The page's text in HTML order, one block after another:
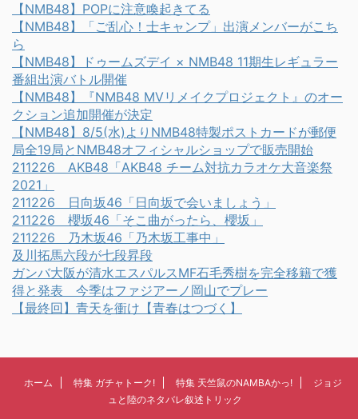
【NMB48】POPに注意喚起きてる
【NMB48】「ご乱心！士キャンプ」出演メンバーがこち
ら
【NMB48】ドゥームズデイ × NMB48 11期生レギュラー
番組出演バトル開催
【NMB48】『NMB48 MVリメイクプロジェクト』のオー
クション追加開催が決定
【NMB48】8/5(水)よりNMB48特製ポストカードが郵便
局全19局とNMB48オフィシャルショップで販売開始
211226 AKB48「AKB48 チーム対抗カラオケ大音楽祭
2021」
211226 日向坂46「日向坂で会いましょう」
211226 櫻坂46「そこ曲がったら、櫻坂」
211226 乃木坂46「乃木坂工事中」
及川拓馬六段が七段昇段
ガンバ大阪が清水エスパルスMF石毛秀樹を完全移籍で獲
得と発表 今季はファジアーノ岡山でプレー
【最終回】青天を衝け【青春はつづく】
ホーム 特集 ガチャトーク! 特集 天竺鼠のNAMBAかっ!
ジョジ
ュと陸のネタバレ叙述トリック